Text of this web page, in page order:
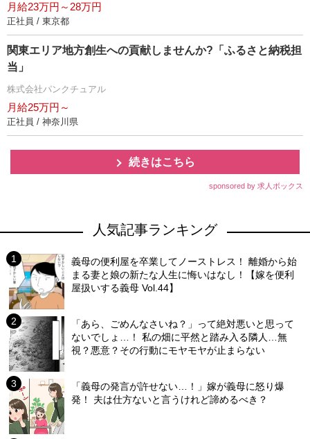
月給23万円～28万円
正社員 / 東京都
関東エリア地方創生への貢献しませんか?「ふるさと納税担
当」
株式会社パンクチュアル
月給25万円～
正社員 / 神奈川県
続きはこちら
sponsored by 求人ボックス
人気記事ランキング
義母の便利屋を卒業してノーストレス！ 離婚から始
まる妻と娘の新たな人生に悔いはなし！【嫁を便利
屋扱いする義母 Vol.44】
「あら、ごめんなさいね？」って絶対悪いと思って
ないでしょ…！ 私の畑に平然と踏み入る隣人…無
視？悪意？その行動にモヤモヤが止まらない
「義母の発言が許せない…！」嫁が義母に怒り爆
発！ 夫は仕方ないと言うけれど諦めるべき？